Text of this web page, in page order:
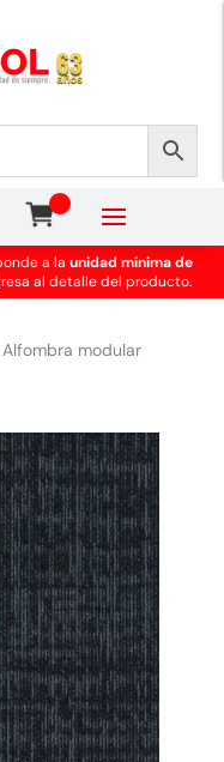
a launidad mínima de
al detalle del producto.
Alfombra modular